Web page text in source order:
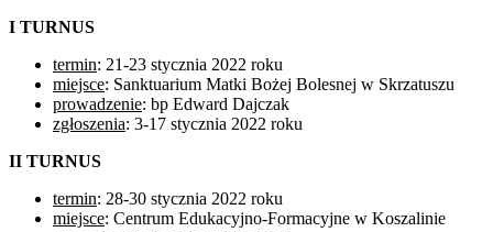
I TURNUS
termin: 21-23 stycznia 2022 roku
miejsce: Sanktuarium Matki Bożej Bolesnej w Skrzatuszu
prowadzenie: bp Edward Dajczak
zgłoszenia: 3-17 stycznia 2022 roku
II TURNUS
termin: 28-30 stycznia 2022 roku
miejsce: Centrum Edukacyjno-Formacyjne w Koszalinie